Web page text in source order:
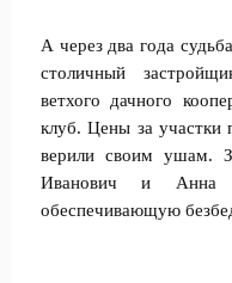
А через два года
столичный
ветхого дачного
клуб. Цены за участки
верили своим ушам.
Иванович и Анна
обеспечивающую